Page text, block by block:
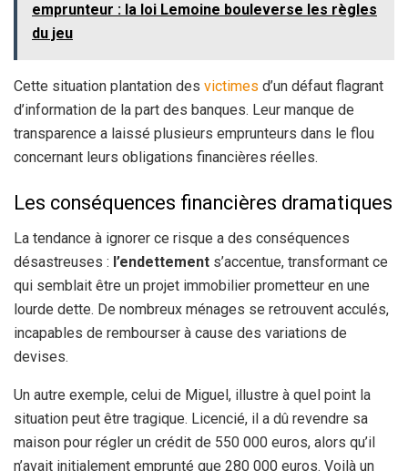
emprunteur : la loi Lemoine bouleverse les règles
du jeu
Cette situation plantation des victimes d’un défaut flagrant
d’information de la part des banques. Leur manque de
transparence a laissé plusieurs emprunteurs dans le flou
concernant leurs obligations financières réelles.
Les conséquences financières dramatiques
La tendance à ignorer ce risque a des conséquences
désastreuses : l’endettement s’accentue, transformant ce
qui semblait être un projet immobilier prometteur en une
lourde dette. De nombreux ménages se retrouvent acculés,
incapables de rembourser à cause des variations de
devises.
Un autre exemple, celui de Miguel, illustre à quel point la
situation peut être tragique. Licencié, il a dû revendre sa
maison pour régler un crédit de 550 000 euros, alors qu’il
n’avait initialement emprunté que 280 000 euros. Voilà un